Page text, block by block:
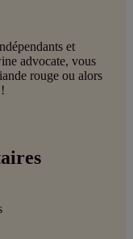
et
advocate, vous
rouge ou alors